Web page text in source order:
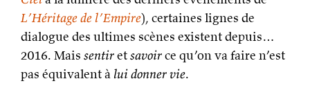
L’Héritage de l’Empire), certaines lignes de
dialogue des ultimes scènes existent depuis…
2016. Mais sentiretsavoirce qu’on va faire n’est
pas équivalent à lui donner vie.